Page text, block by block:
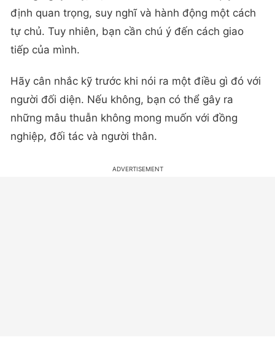
định quan trọng, suy nghĩ và hành động một cách
tự chủ. Tuy nhiên, bạn cần chú ý đến cách giao
tiếp của mình.
Hãy cân nhắc kỹ trước khi nói ra một điều gì đó với
người đối diện. Nếu không, bạn có thể gây ra
những mâu thuẫn không mong muốn với đồng
nghiệp, đối tác và người thân.